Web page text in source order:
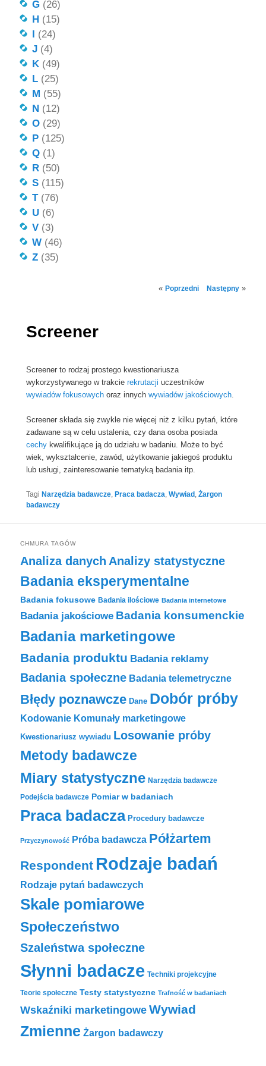
G (26)
H (15)
(24)
J (4)
K (49)
L (25)
M (55)
N (12)
O (29)
P (125)
Q (1)
R (50)
S (115)
T(76)
U (6)
V (3)
W (46)
Z (35)
Nawigacja
« Poprzedni Następny»
Screener
Screener to rodzaj prostego kwestionariusza
wykorzystywanego w trakcie rekrutacji uczestników
wywiadów fokusowychoraz innych wywiadów jakościowych.
Screener składa się zwykle nie więcej niż z kilku pytań, które
zadawane są w celu ustalenia, czy dana osoba posiada
cechykwalifikujące ją do udziału w badaniu. Może to być
wiek, wykształcenie, zawód, użytkowanie jakiegoś produktu
lub usługi, zainteresowanie tematyką badania itp.
Tagi Narzędzia badawcze, Praca badacza Wywiad, Żargon
badawczy
CHMURA TAGÓW
Analiza danych Analizy statystyczne
Badania eksperymentalne
Badania fokusowe Badania ilościowe Badania internetowe
Badania jakościowe Badania konsumenckie
Badania marketingowe
Badania produktu Badania reklamy
Badania społeczne Badania telemetryczne
Błędy poznawcze Dane Dobór próby
Kodowanie Komunały marketingowe
Kwestionariusz wywiadu Losowanie próby
Metody badawcze
Miary statystyczne Narzędzia badawcze
Podejścia badawcze Pomiar w badaniach
Praca badacza Procedury badawcze
Przyczynowość Próba badawcza Półżartem
Respondent Rodzaje badań
Rodzaje pytań badawczych
Skale pomiarowe
Społeczeństwo
Szaleństwa społeczne
Słynni badacze Techniki projekcyjne
Teorie społeczne Testy statystyczne Trafność w badaniach
Wskaźniki marketingowe Wywiad
Zmienne Żargon badawczy